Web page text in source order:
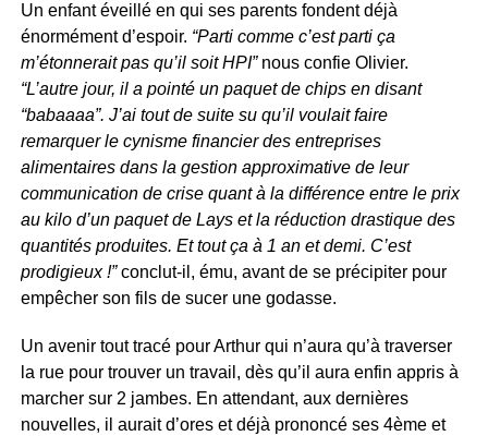
Un enfant éveillé en qui ses parents fondent déjà
énormément d’espoir. “Parti comme c’est parti ça
m’étonnerait pas qu’il soit HPI”nous confie Olivier.
“L’autre jour, il a pointé un paquet de chips en disant
“babaaaa”. J’ai tout de suite su qu’il voulait faire
remarquer le cynisme financier des entreprises
alimentaires dans la gestion approximative de leur
communication de crise quant à la différence entre le prix
au kilo d’un paquet de Lays et la réduction drastique des
quantités produites. Et tout ça à 1 an et demi. C’est
prodigieux !”conclut-il, ému, avant de se précipiter pour
empêcher son fils de sucer une godasse.
Un avenir tout tracé pour Arthur qui n’aura qu’à traverser
la rue pour trouver un travail, dès qu’il aura enfin appris à
marcher sur 2 jambes. En attendant, aux dernières
nouvelles, il aurait d’ores et déjà prononcé ses 4ème et